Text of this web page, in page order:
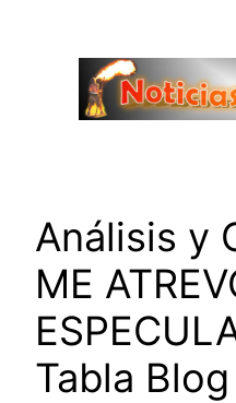
contenido
Análisis y
ME
Tabla Blog